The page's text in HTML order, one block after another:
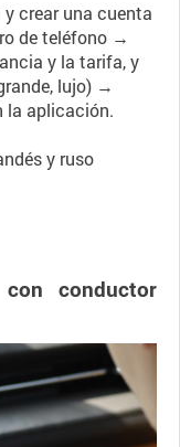
crear una cuenta
de teléfono →
y la tarifa, y
lujo) →
la aplicación.
y ruso
conductor